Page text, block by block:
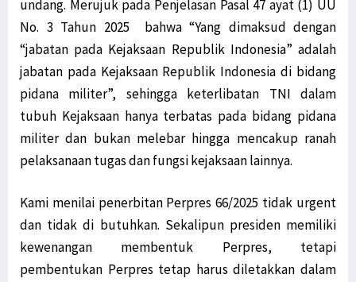
undang. Merujuk pada Penjelasan Pasal 47 ayat (1) UU
No. 3 Tahun 2025 bahwa “Yang dimaksud dengan
“jabatan pada Kejaksaan Republik Indonesia” adalah
jabatan pada Kejaksaan Republik Indonesia di bidang
pidana militer”, sehingga keterlibatan TNI dalam
tubuh Kejaksaan hanya terbatas pada bidang pidana
militer dan bukan melebar hingga mencakup ranah
pelaksanaan tugas dan fungsi kejaksaan lainnya.
Kami menilai penerbitan Perpres 66/2025 tidak urgent
dan tidak di butuhkan. Sekalipun presiden memiliki
kewenangan membentuk Perpres, tetapi
pembentukan Perpres tetap harus diletakkan dalam